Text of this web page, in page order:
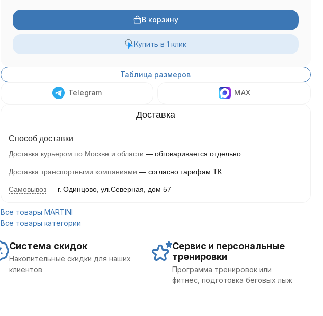
В корзину
Купить в 1 клик
Таблица размеров
Telegram MAX
Способ доставки
Доставка курьером по Москве и области обговаривается отдельно
Доставка транспортными компаниями согласно тарифам ТК
Самовывоз г. Одинцово, ул.Северная, дом 57
Все товары MARTINI
Все товары категории
Система скидок
Накопительные скидки для наших
клиентов
Сервис и персональные
тренировки
Программа тренировок или
фитнес, подготовка беговых лыж